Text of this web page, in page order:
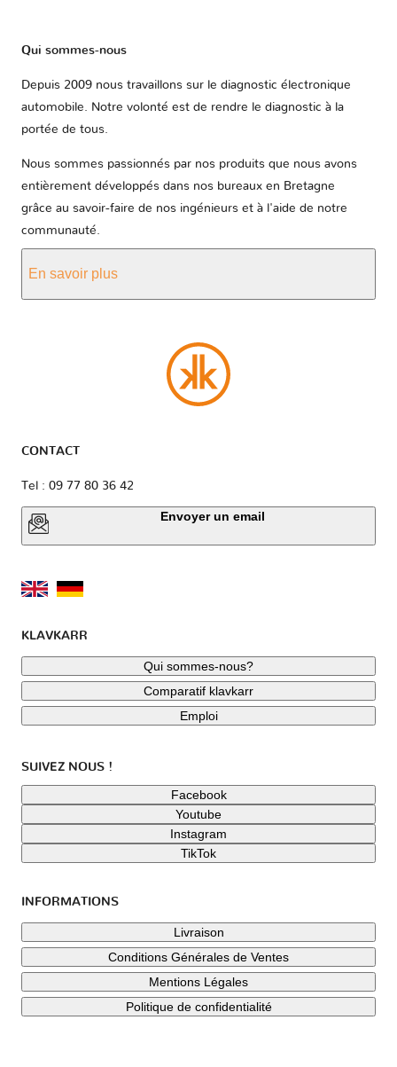
Qui sommes-nous
Depuis 2009 nous travaillons sur le diagnostic électronique
automobile. Notre volonté est de rendre le diagnostic à la
portée de tous.
Nous sommes passionnés par nos produits que nous avons
entièrement développés dans nos bureaux en Bretagne
grâce au savoir-faire de nos ingénieurs et à l'aide de notre
communauté.
En savoir plus
CONTACT
Tel : 09 77 80 36 42
Envoyer un email
KLAVKARR
Qui sommes-nous?
Comparatif klavkarr
Emploi
SUIVEZ NOUS !
Facebook
Youtube
Instagram
TikTok
INFORMATIONS
Livraison
Conditions Générales de Ventes
Mentions Légales
Politique de confidentialité